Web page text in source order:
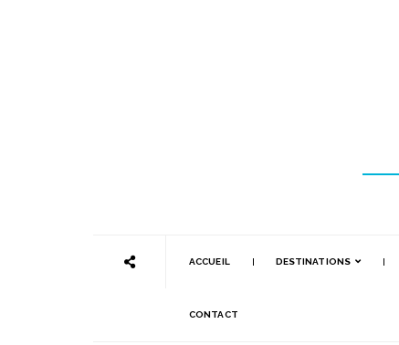
ACCUEIL DESTINATIONS
CONTACT